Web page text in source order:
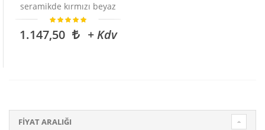
seramikde kırmızı beyaz
1.147,50 + Kdv
FİYAT ARALIĞI